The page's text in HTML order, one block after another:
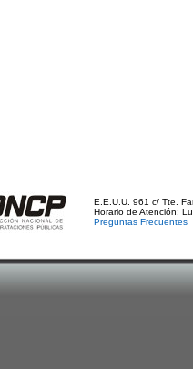
E.E.U.U. 961 c/ Tte.
Horario de Atención:
Preguntas Frecuentes